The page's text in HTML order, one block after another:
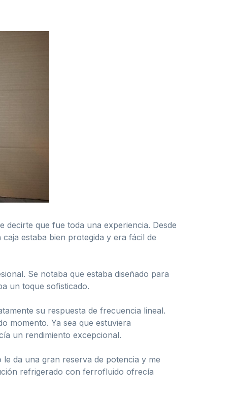
que fue toda una experiencia. Desde
estaba bien protegida y era fácil de
Se notaba que estaba diseñado para
un toque sofisticado.
su respuesta de frecuencia lineal.
momento. Ya sea que estuviera
un rendimiento excepcional.
le da una gran reserva de potencia y me
refrigerado con ferrofluido ofrecía